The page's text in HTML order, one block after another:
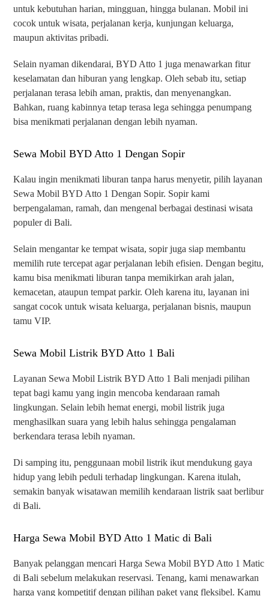
untuk kebutuhan harian, mingguan, hingga bulanan. Mobil ini
cocok untuk wisata, perjalanan kerja, kunjungan keluarga,
maupun aktivitas pribadi.
Selain nyaman dikendarai, BYD Atto 1 juga menawarkan fitur
keselamatan dan hiburan yang lengkap. Oleh sebab itu, setiap
perjalanan terasa lebih aman, praktis, dan menyenangkan.
Bahkan, ruang kabinnya tetap terasa lega sehingga penumpang
bisa menikmati perjalanan dengan lebih nyaman.
Sewa Mobil BYD Atto 1 Dengan Sopir
Kalau ingin menikmati liburan tanpa harus menyetir, pilih layanan
Sewa Mobil BYD Atto 1 Dengan Sopir. Sopir kami
berpengalaman, ramah, dan mengenal berbagai destinasi wisata
populer di Bali.
Selain mengantar ke tempat wisata, sopir juga siap membantu
memilih rute tercepat agar perjalanan lebih efisien. Dengan begitu,
kamu bisa menikmati liburan tanpa memikirkan arah jalan,
kemacetan, ataupun tempat parkir. Oleh karena itu, layanan ini
sangat cocok untuk wisata keluarga, perjalanan bisnis, maupun
tamu VIP.
Sewa Mobil Listrik BYD Atto 1 Bali
Layanan Sewa Mobil Listrik BYD Atto 1 Bali menjadi pilihan
tepat bagi kamu yang ingin mencoba kendaraan ramah
lingkungan. Selain lebih hemat energi, mobil listrik juga
menghasilkan suara yang lebih halus sehingga pengalaman
berkendara terasa lebih nyaman.
Di samping itu, penggunaan mobil listrik ikut mendukung gaya
hidup yang lebih peduli terhadap lingkungan. Karena itulah,
semakin banyak wisatawan memilih kendaraan listrik saat berlibur
di Bali.
Harga Sewa Mobil BYD Atto 1 Matic di Bali
Banyak pelanggan mencari Harga Sewa Mobil BYD Atto 1 Matic
di Bali sebelum melakukan reservasi. Tenang, kami menawarkan
harga yang kompetitif dengan pilihan paket yang fleksibel. Kamu